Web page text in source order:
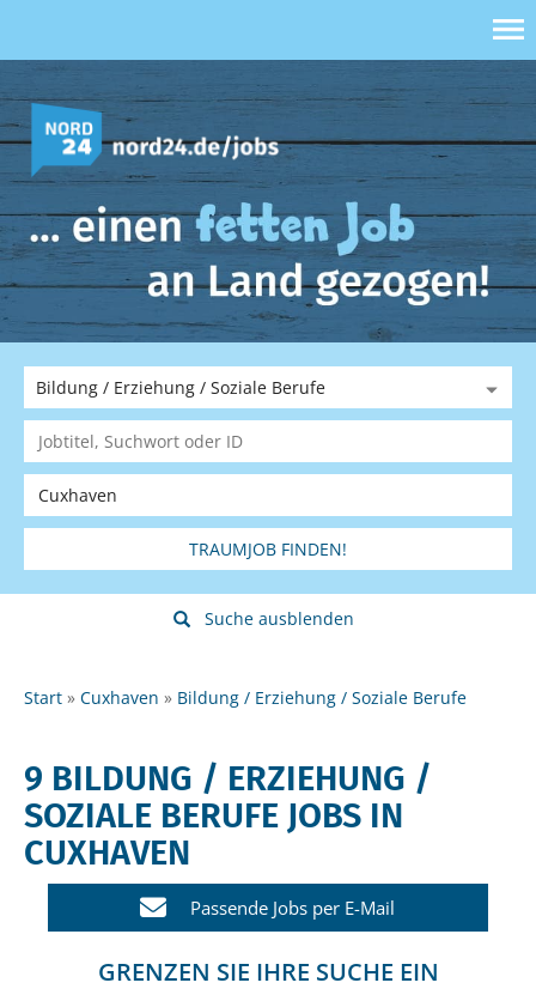
TRAUMJOB FINDEN!
Suche ausblenden
Start Cuxhaven Bildung / Erziehung / Soziale Berufe
9 BILDUNG / ERZIEHUNG /
SOZIALE BERUFE JOBS IN
CUXHAVEN
Passende Jobs per E-Mail
GRENZEN SIE IHRE SUCHE EIN